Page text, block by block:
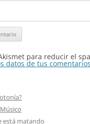
para reducir el
datos de tus
está matando